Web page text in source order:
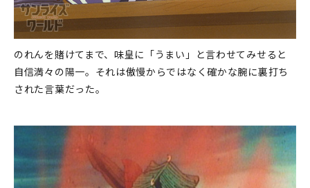
のれんを賭けてまで、味皇に「うまい」と言わせてみせると
自信満々の陽一。それは傲慢からではなく確かな腕に裏打ち
された言葉だった。